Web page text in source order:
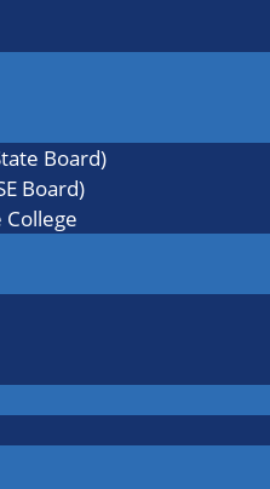
Board)
Board)
College